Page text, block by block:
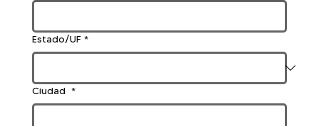
Estado/UF *
Ciudad *